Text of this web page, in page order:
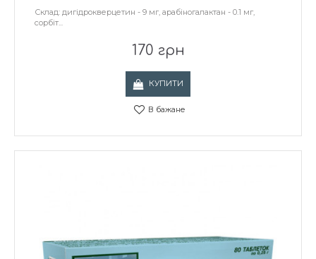
Склад: дигідрокверцетин - 9 мг, арабіногалактан - 0.1 мг,
сорбіт...
170 грн
КУПИТИ
В бажане